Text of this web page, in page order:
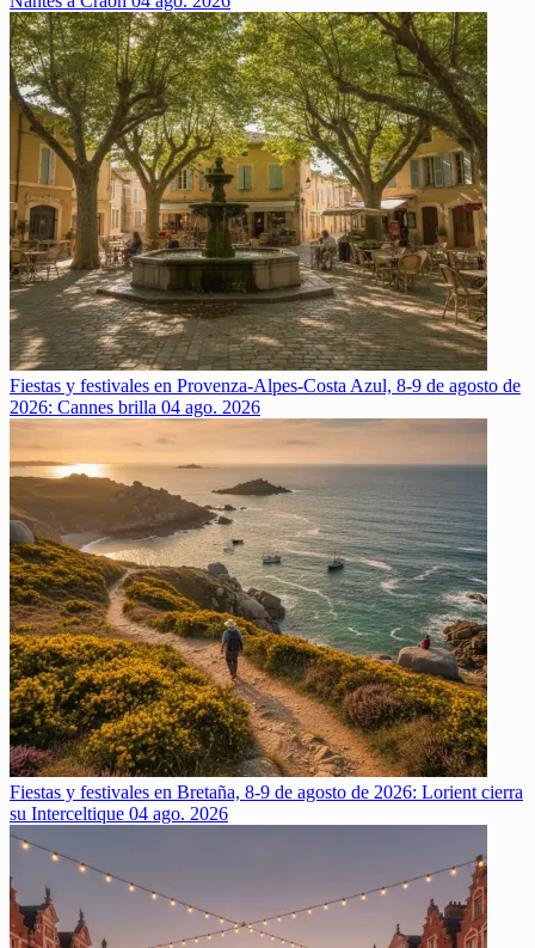
Fiestas y festivales en Provenza-Alpes-Costa Azul, 8-9 de agosto de
2026: Cannes brilla 04 ago. 2026
Fiestas y festivales en Bretaña, 8-9 de agosto de 2026: Lorient cierra
su Interceltique 04 ago. 2026